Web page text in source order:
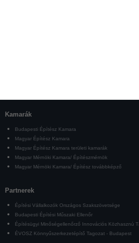
Kamarák
Budapesti Építész Kamara
Magyar Építész Kamara
Magyar Építész Kamara területi kamarák
Magyar Mérnöki Kamara/ Építészmérnök
Magyar Mérnöki Kamara/ Építész továbbképző
Partnerek
Építési Vállalkozók Országos Szakszövetsége
Budapesti Építési Műszaki Ellenőr
Építésügyi Minőségellenőrző Innovációs Közhasznú
ÉVOSZ Könnyűszerkezetépítő Tagozat - Budapest